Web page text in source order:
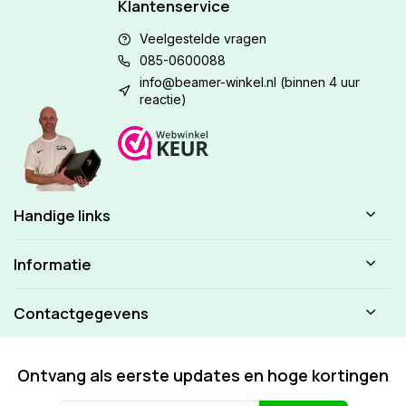
Klantenservice
Veelgestelde vragen
085-0600088
info@beamer-winkel.nl (binnen 4 uur
reactie)
Handige links
Informatie
Contactgegevens
Ontvang als eerste updates en hoge kortingen